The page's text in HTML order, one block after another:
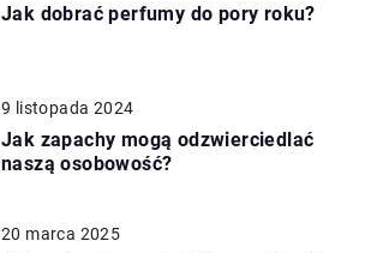
Jak dobrać perfumy do pory roku?
9 listopada 2024
Jak zapachy mogą odzwierciedlać
naszą osobowość?
20 marca 2025